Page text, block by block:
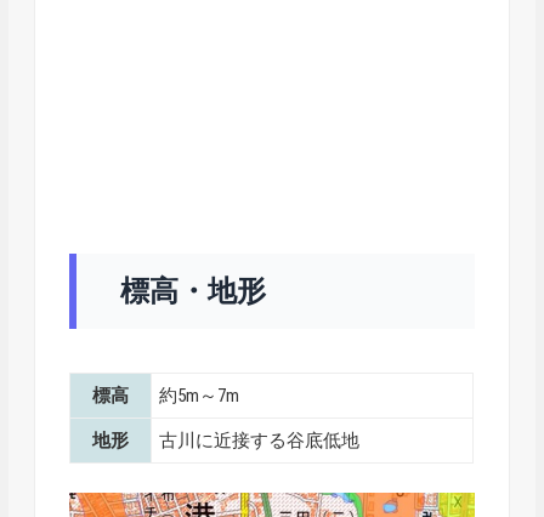
標高・地形
標高 約5m～7m
地形 古川に近接する谷底低地